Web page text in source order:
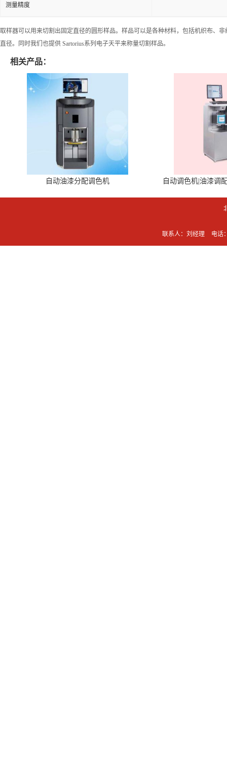
测量精度
取样器可以用来切割出固定直径的圆形样品。样品可以是各种材料，包括机织布、
直径。同时我们也提供 Sartorius系列电子天平来称量切割样品。
相关产品：
自动油漆分配调色机 自动调色机|油漆调
联系人：刘经理 电话